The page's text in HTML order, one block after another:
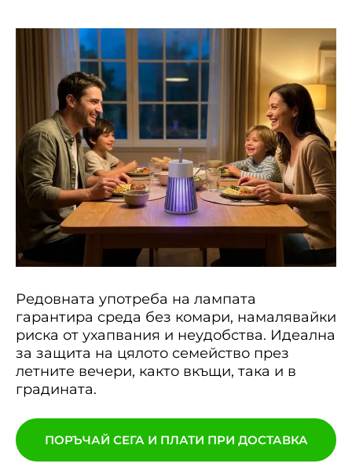
Редовната употреба на лампата
гарантира среда без комари, намалявайки
риска от ухапвания и неудобства. Идеална
за защита на цялото семейство през
летните вечери, както вкъщи, така и в
градината.
ПОРЪЧАЙ СЕГА И ПЛАТИ ПРИ ДОСТАВКА